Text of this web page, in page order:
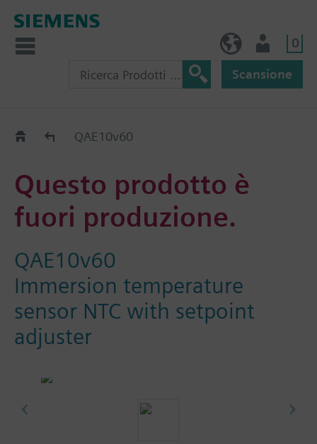
0
Scansione
Old2NewQAE10v60
Questo prodotto è
fuori produzione.
QAE10v60
Immersion temperature
sensor NTC with setpoint
adjuster